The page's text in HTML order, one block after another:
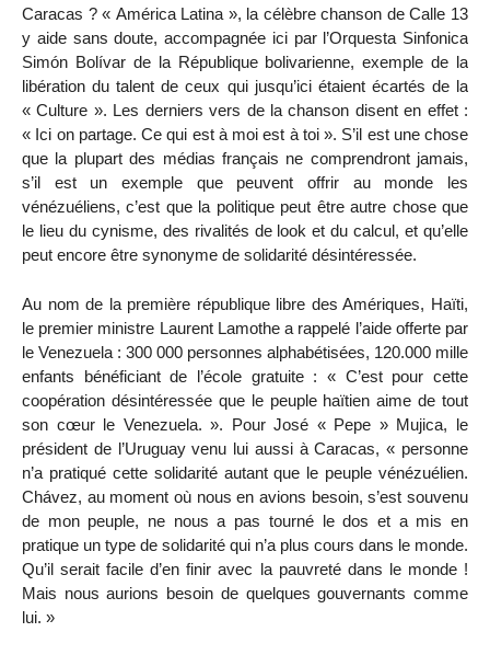
Caracas ? « América Latina », la célèbre chanson de Calle 13
y aide sans doute, accompagnée ici par l’Orquesta Sinfonica
Simón Bolívar de la République bolivarienne, exemple de la
libération du talent de ceux qui jusqu’ici étaient écartés de la
« Culture ». Les derniers vers de la chanson disent en effet :
« Ici on partage. Ce qui est à moi est à toi ». S’il est une chose
que la plupart des médias français ne comprendront jamais,
s’il est un exemple que peuvent offrir au monde les
vénézuéliens, c’est que la politique peut être autre chose que
le lieu du cynisme, des rivalités de look et du calcul, et qu’elle
peut encore être synonyme de solidarité désintéressée.
Au nom de la première république libre des Amériques, Haïti,
le premier ministre Laurent Lamothe a rappelé l’aide offerte par
le Venezuela : 300 000 personnes alphabétisées, 120.000 mille
enfants bénéficiant de l’école gratuite : « C’est pour cette
coopération désintéressée que le peuple haïtien aime de tout
son cœur le Venezuela. ». Pour José « Pepe » Mujica, le
président de l’Uruguay venu lui aussi à Caracas, « personne
n’a pratiqué cette solidarité autant que le peuple vénézuélien.
Chávez, au moment où nous en avions besoin, s’est souvenu
de mon peuple, ne nous a pas tourné le dos et a mis en
pratique un type de solidarité qui n’a plus cours dans le monde.
Qu’il serait facile d’en finir avec la pauvreté dans le monde !
Mais nous aurions besoin de quelques gouvernants comme
lui. »